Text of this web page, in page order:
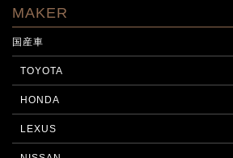
MAKER
国産車
TOYOTA
HONDA
LEXUS